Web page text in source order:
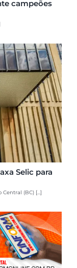
campeões
Selic para
(BC) [...]